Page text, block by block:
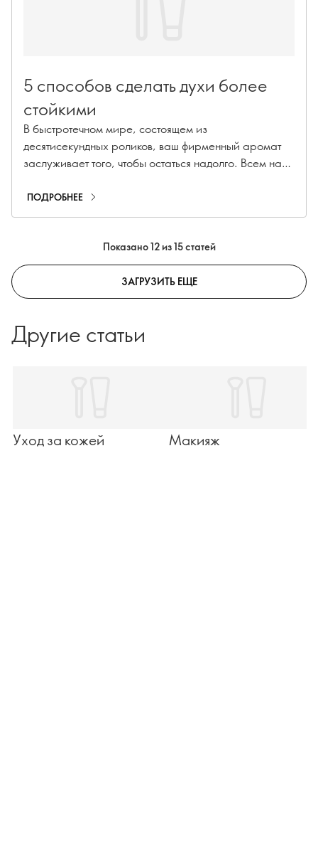
5 способов сделать духи более
стойкими
В быстротечном мире, состоящем из
десятисекундных роликов, ваш фирменный аромат
заслуживает того, чтобы остаться надолго. Всем нам
быстро исчезающего аромата. Но не волнуйтесь,
ведь мы раскрываем несколько практических
парфюма и сделать его неотъемлемой частью
вашего образа.
ПОДРОБНЕЕ
Показано 12 из 15 статей
ЗАГРУЗИТЬ ЕЩЕ
Другие статьи
Уход за кожей Макияж